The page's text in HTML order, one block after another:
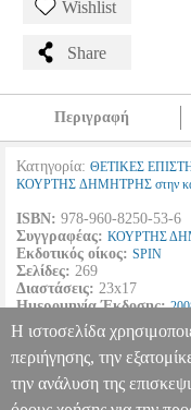
Wishlist
Share
Περιγραφή
Κατηγορία: ΘΕΤΙΚΕΣ
ΚΟΥΡΤΗΣ ΔΗΜΗΤΡΗΣ στην
ISBN: 978-960-8250-53-6
Συγγραφέας: ΚΟΥΡΤΗΣ
Εκδοτικός οίκος: SPIN
Σελίδες: 269
Διαστάσεις: 23x17
Ημερομηνία Έκδοσης:
Βασική θεωρία, χημικές
ΟΡΓΑΝΙΚΗ ΧΗΜΕΙΑ
Η ιστοσελίδα
περιήγησης, την
την ανάλυση της